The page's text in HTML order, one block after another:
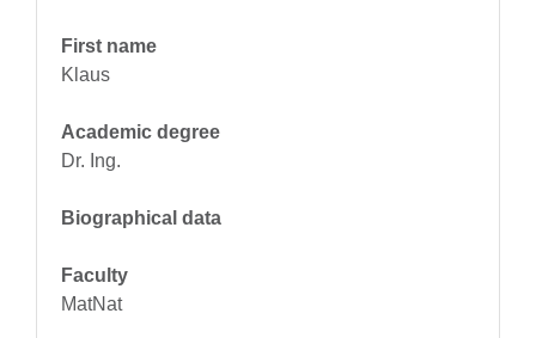
First name
Klaus
Academic degree
Dr. Ing.
Biographical data
Faculty
MatNat